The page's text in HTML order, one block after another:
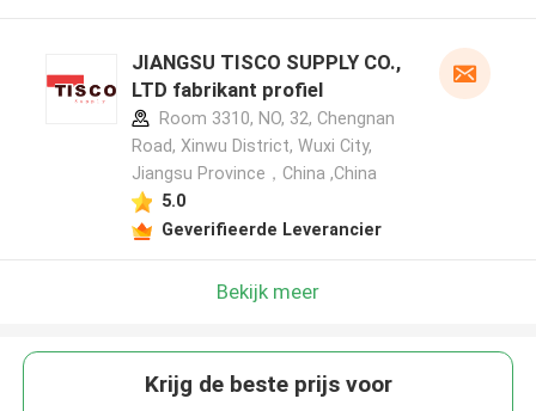
JIANGSU TISCO SUPPLY CO.,
LTD fabrikant profiel
Room 3310, NO, 32, Chengnan
Road, Xinwu District, Wuxi City,
Jiangsu Province，China ,China
5.0
Geverifieerde Leverancier
Bekijk meer
Krijg de beste prijs voor